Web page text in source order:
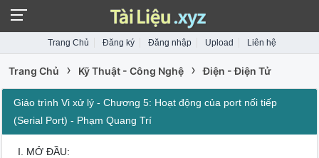
Trang Chủ Đăng ký Đăng nhập Upload Liên hệ
Trang Chủ › Kỹ Thuật - Công Nghệ › Điện - Điện Tử
Giáo trình Vi xử lý - Chương 5: Hoạt động của port nối tiếp
(Serial Port) - Phạm Quang Trí
I. MỞ ĐẦU: